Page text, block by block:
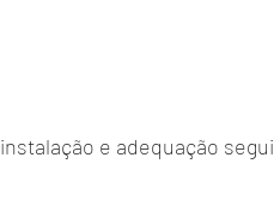
e adequação